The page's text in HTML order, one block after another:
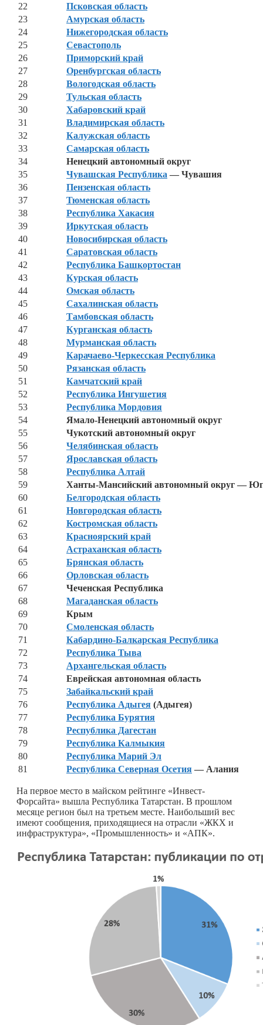
22
Псковская область
23
Амурская область
24
Нижегородская область
25
Севастополь
26
Приморский край
27
Оренбургская область
28
Вологодская область
29
Тульская область
30
Хабаровский край
31
Владимирская область
32
Калужская область
33
Самарская область
34
Ненецкий автономный округ
35
Чувашская Республика — Чувашия
36
Пензенская область
37
Тюменская область
38
Республика Хакасия
39
Иркутская область
40
Новосибирская область
41
Саратовская область
42
Республика Башкортостан
43
Курская область
44
Омская область
45
Сахалинская область
46
Тамбовская область
47
Курганская область
48
Мурманская область
49
Карачаево-Черкесская Республика
50
Рязанская область
51
Камчатский край
52
Республика Ингушетия
53
Республика Мордовия
54
Ямало-Ненецкий автономный округ
55
Чукотский автономный округ
56
Челябинская область
57
Ярославская область
58
Республика Алтай
59
Ханты-Мансийский автономный округ —
60
Белгородcкая область
61
Новгородская область
62
Костромская область
63
Красноярский край
64
Астраханская область
65
Брянская область
66
Орловская область
67
Чеченская Республика
68
Магаданская область
69
Крым
70
Смоленская область
71
Кабардино-Балкарская Республика
72
Республика Тыва
73
Архангельская область
74
Еврейская автономная область
75
Забайкальский край
76
Республика Адыгея (Адыгея)
77
Республика Бурятия
78
Республика Дагестан
79
Республика Калмыкия
80
Республика Марий Эл
81
Республика Северная Осетия — Алания
На первое место в майском рейтинге «Инвест-
Форсайта» вышла Республика Татарстан. В прошлом
месяце регион был на третьем месте. Наибольший вес
имеют сообщения, приходящиеся на отрасли «ЖКХ и
инфраструктура», «Промышленность» и «АПК».